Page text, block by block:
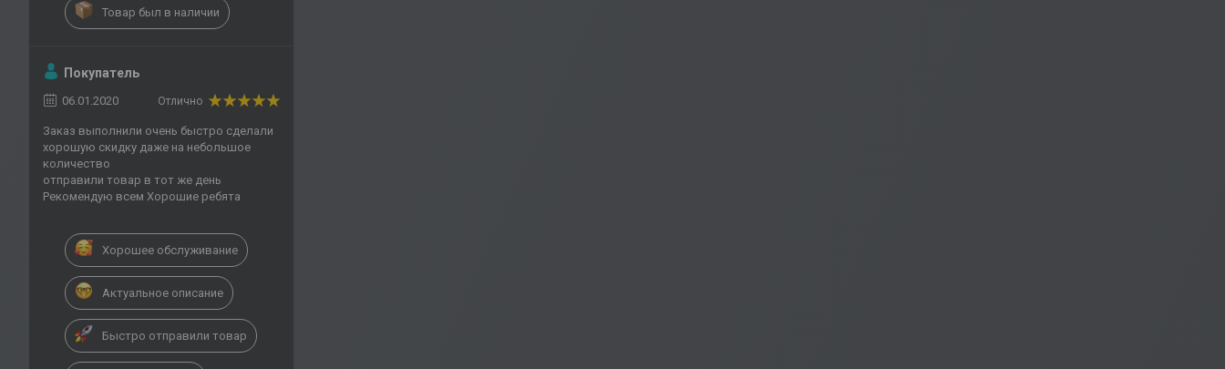
Товар был в наличии
Покупатель
06.01.2020 Отлично
Заказ выполнили очень быстро сделали
хорошую скидку даже на небольшое
количество
отправили товар в тот же день
Рекомендую всем Хорошие ребята
Хорошее обслуживание
Актуальное описание
Быстро отправили товар